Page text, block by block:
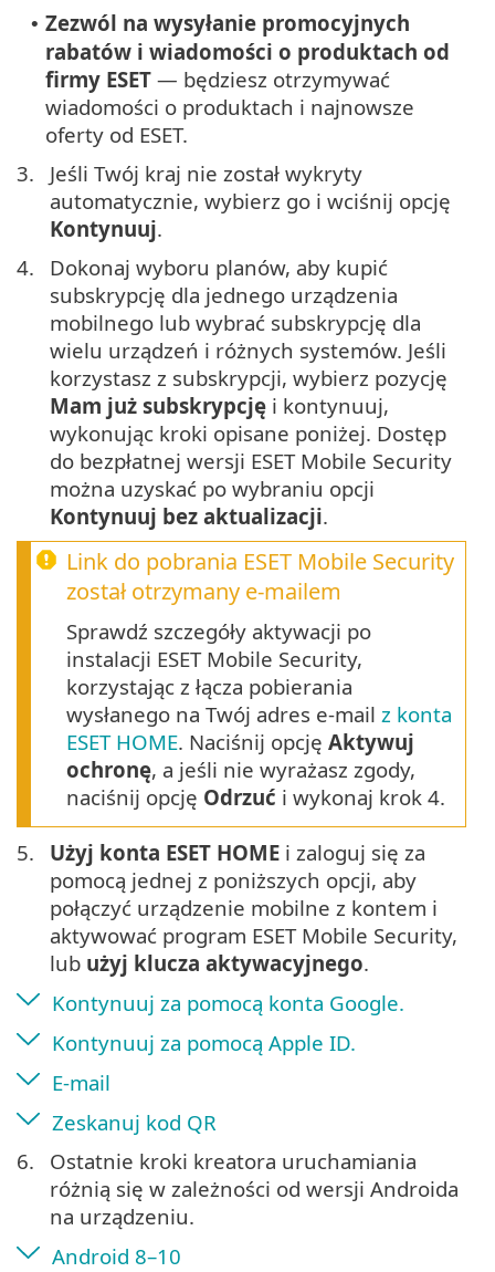
• Zezwól na wysyłanie promocyjnych
rabatów i wiadomości o produktach od
firmy ESET — będziesz otrzymywać
wiadomości o produktach i najnowsze
oferty od ESET.
3.
Jeśli Twój kraj nie został wykryty
automatycznie, wybierz go i wciśnij opcję
Kontynuuj.
4.
Dokonaj wyboru planów, aby kupić
subskrypcję dla jednego urządzenia
mobilnego lub wybrać subskrypcję dla
wielu urządzeń i różnych systemów. Jeśli
korzystasz z subskrypcji, wybierz pozycję
Mam już subskrypcję i kontynuuj,
wykonując kroki opisane poniżej. Dostęp
do bezpłatnej wersji ESET Mobile Security
można uzyskać po wybraniu opcji
Kontynuuj bez aktualizacji.
Link do pobrania ESET Mobile Security
został otrzymany e-mailem
Sprawdź szczegóły aktywacji po
instalacji ESET Mobile Security,
korzystając z łącza pobierania
wysłanego na Twój adres e-mail z konta
ESET HOME. Naciśnij opcję Aktywuj
ochronę, a jeśli nie wyrażasz zgody,
naciśnij opcję Odrzuć i wykonaj krok 4.
5.
Użyj konta ESET HOME i zaloguj się za
pomocą jednej z poniższych opcji, aby
połączyć urządzenie mobilne z kontem i
aktywować program ESET Mobile Security,
lub użyj klucza aktywacyjnego.
Kontynuuj za pomocą konta Google.
Kontynuuj za pomocą Apple ID.
E-mail
Zeskanuj kod QR
6.
Ostatnie kroki kreatora uruchamiania
różnią się w zależności od wersji Androida
na urządzeniu.
Android 8–10